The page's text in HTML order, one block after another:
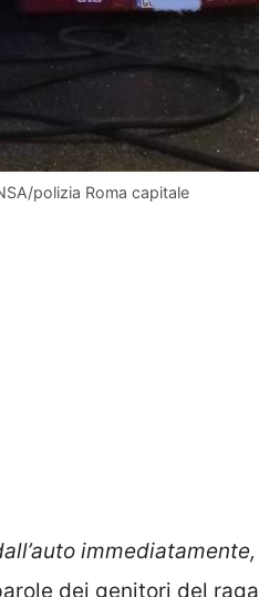
polizia Roma capitale
dei genitori del